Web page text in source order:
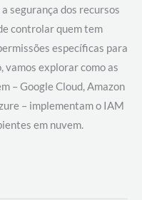
segurança dos recursos
controlar quem tem
específicas para
explorar como as
– Google Cloud, Amazon
– implementam o IAM
em nuvem.